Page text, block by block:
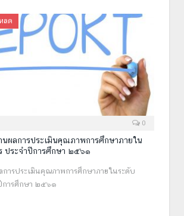
ลด
0
นผลการประเมินคุณภาพการศึกษาภายใน
ประจำปีการศึกษา ๒๕๖๑
ลการประเมินคุณภาพการศึกษาภายในระดับ
การศึกษา ๒๕๖๑